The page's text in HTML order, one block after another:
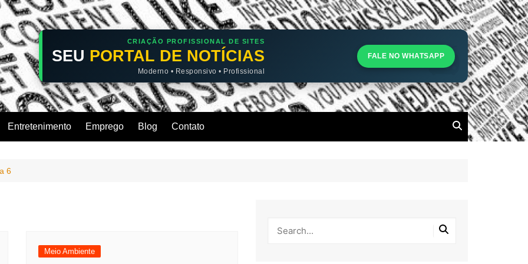
CRIAÇÃO PROFISSIONAL DE SITES
SEU PORTAL DE NOTÍCIAS
Moderno • Responsivo • Profissional
FALE NO WHATSAPP
Entretenimento Emprego Blog Contato
6
Meio Ambiente